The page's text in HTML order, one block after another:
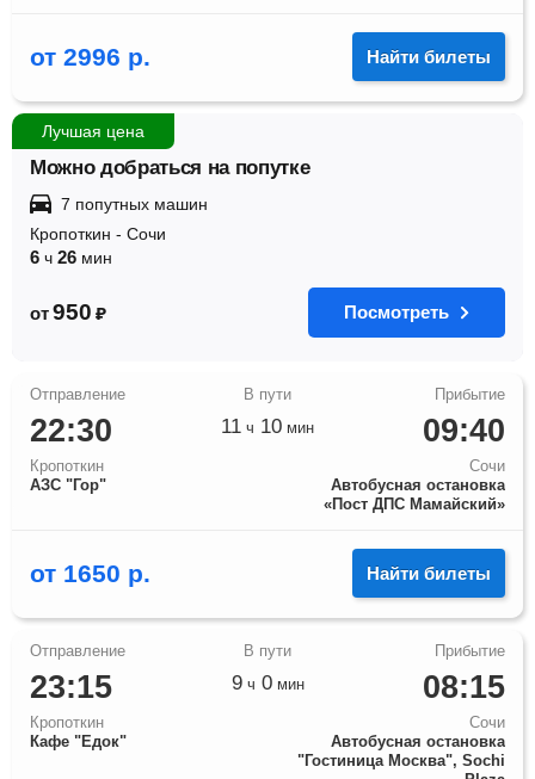
от 2996 р. Найти билеты
Лучшая цена
Можно добраться на попутке
7 попутных машин
Кропоткин - Сочи
6 ч 26 мин
от 950 ₽ Посмотреть
22:30
Кропоткин
АЗС "Гор"
09:40
Сочи
Автобусная остановка
«Пост ДПС Мамайский»
11 ч 10 мин
от 1650 р. Найти билеты
23:15
Кропоткин
Кафе "Едок"
08:15
Сочи
Автобусная остановка
"Гостиница Москва", Sochi
9ч 0мин